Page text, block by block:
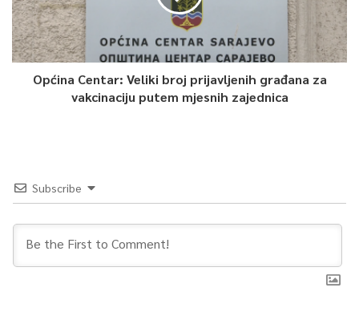
Općina Centar: Veliki broj prijavljenih građana za
vakcinaciju putem mjesnih zajednica
Subscribe